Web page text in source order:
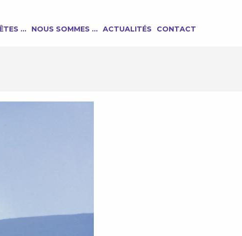
… NOUS SOMMES … ACTUALITÉS CONTACT